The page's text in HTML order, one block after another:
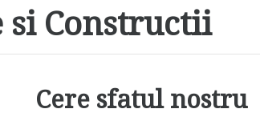
si Constructii
Cere sfatul nostru